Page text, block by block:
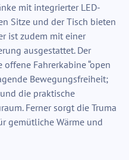
mit integrierter LED-
Sitze und der Tisch bieten
ist zudem mit einer
ausgestattet. Der
Fahrerkabine “open
Bewegungsfreiheit;
die praktische
Ferner sorgt die Truma
gemütliche Wärme und